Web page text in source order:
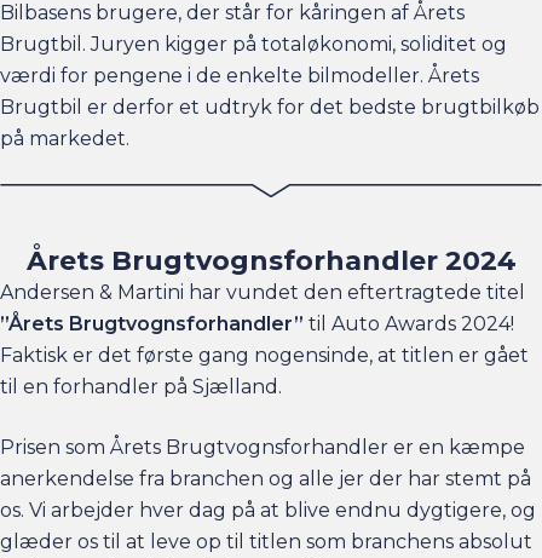
Bilbasens brugere, der står for kåringen af Årets
Brugtbil. Juryen kigger på totaløkonomi, soliditet og
værdi for pengene i de enkelte bilmodeller. Årets
Brugtbil er derfor et udtryk for det bedste brugtbilkøb
på markedet.
Årets Brugtvognsforhandler 2024
Andersen & Martini har vundet den eftertragtede titel
”Årets Brugtvognsforhandler” til Auto Awards 2024!
Faktisk er det første gang nogensinde, at titlen er gået
til en forhandler på Sjælland.
Prisen som Årets Brugtvognsforhandler er en kæmpe
anerkendelse fra branchen og alle jer der har stemt på
os. Vi arbejder hver dag på at blive endnu dygtigere, og
glæder os til at leve op til titlen som branchens absolut